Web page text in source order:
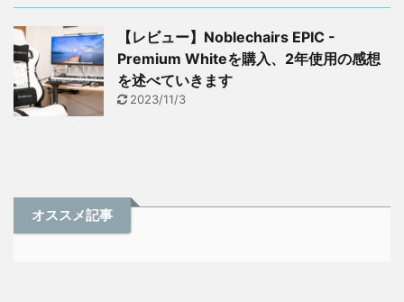
【レビュー】Noblechairs EPIC -
Premium Whiteを購入、2年使用の感想
を述べていきます
2023/11/3
オススメ記事